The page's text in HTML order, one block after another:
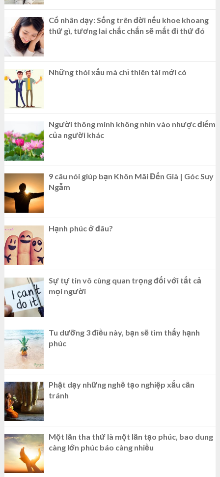
Cổ nhân dạy: Sống trên đời nếu khoe khoang
thứ gì, tương lai chắc chắn sẽ mất đi thứ đó
Những thói xấu mà chỉ thiên tài mới có
Người thông minh không nhìn vào nhược điểm
của người khác
9 câu nói giúp bạn Khôn Mãi Đến Già | Góc Suy
Ngẫm
Hạnh phúc ở đâu?
Sự tự tin vô cùng quan trọng đối với tất cả
mọi người
Tu dưỡng 3 điều này, bạn sẽ tìm thấy hạnh
phúc
Phật dạy những nghề tạo nghiệp xấu cần
tránh
Một lần tha thứ là một lần tạo phúc, bao dung
càng lớn phúc báo càng nhiều